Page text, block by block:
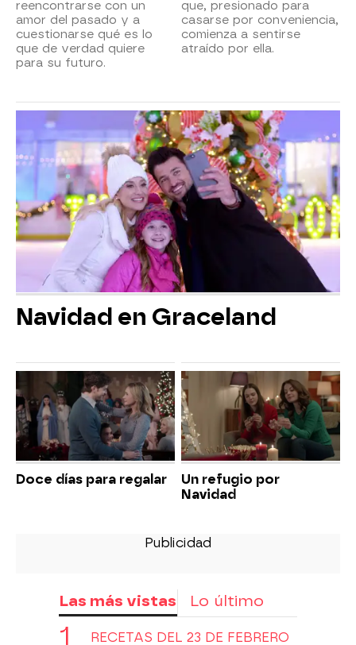
reencontrarse con un
amor del pasado y a
cuestionarse qué es lo
que de verdad quiere
para su futuro.
que, presionado para
casarse por conveniencia,
comienza a sentirse
atraído por ella.
Navidad en Graceland
Doce días para regalar
Un refugio por
Navidad
Las más vistas Lo último
RECETAS DEL 23 DE FEBRERO